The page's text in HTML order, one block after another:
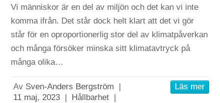
Vi människor är en del av miljön och det kan vi inte
komma ifrån. Det står dock helt klart att det vi gör
står för en oproportionerlig stor del av klimatpåverkan
och många försöker minska sitt klimatavtryck på
många olika…
Av Sven-Anders Bergström
|
11 maj, 2023 | Hållbarhet |
Läs mer